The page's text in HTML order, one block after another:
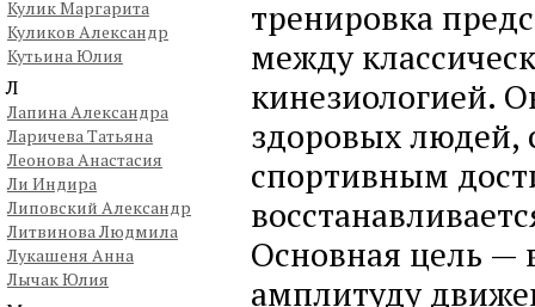
Кулик Маргарита
Куликов Александр
Кутьина Юлия
Л
Лапина Александра
Ларичева Татьяна
Леонова Анастасия
Ли Индира
Липовский Александр
Литвинова Людмила
Лукашеня Анна
Лычак Юлия
тренировка
между
кинезиологией.
здоровых людей,
спортивным
Основная цель —
амплитуду